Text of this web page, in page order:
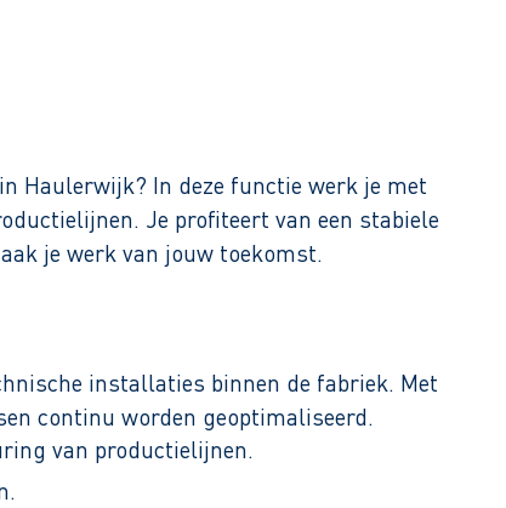
Haulerwijk? In deze functie werk je met
Je profiteert van een stabiele
je werk van jouw toekomst.
installaties binnen de fabriek. Met
continu worden geoptimaliseerd.
van productielijnen.